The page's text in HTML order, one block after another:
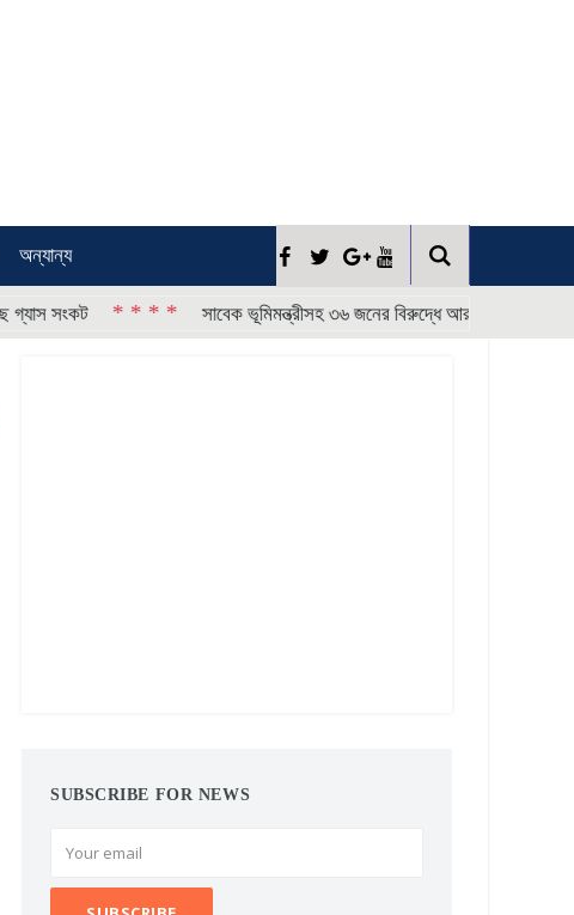
অন্যান্য
* * * * সাবেক ভূমিমন্ত্রীসহ ৩৬ জনের বিরুদ্ধে আরও ২ জনের সাক্ষ্যগ্রহণ
SUBSCRIBE FOR NEWS